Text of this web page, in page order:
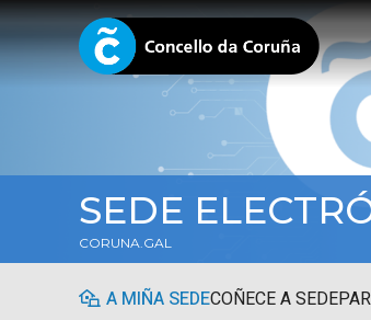
SEDE
CORUNA.GAL
A MIÑA SEDECOÑECE A SEDE